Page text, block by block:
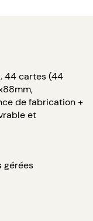
44 cartes (44
de fabrication +
et
gérées